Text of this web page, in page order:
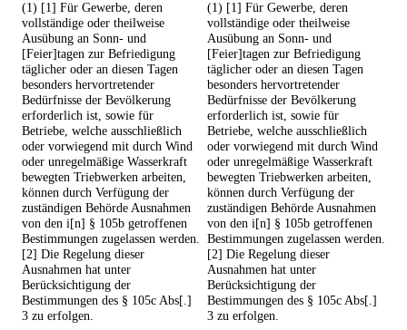
(1) [1] Für Gewerbe, deren
vollständige oder theilweise
Ausübung an Sonn- und
[Feier]tagen zur Befriedigung
täglicher oder an diesen Tagen
besonders hervortretender
Bedürfnisse der Bevölkerung
erforderlich ist, sowie für
Betriebe, welche ausschließlich
oder vorwiegend mit durch Wind
oder unregelmäßige Wasserkraft
bewegten Triebwerken arbeiten,
können durch Verfügung der
zuständigen Behörde Ausnahmen
von den i[n] § 105b getroffenen
Bestimmungen zugelassen werden.
[2] Die Regelung dieser
Ausnahmen hat unter
Berücksichtigung der
Bestimmungen des § 105c Abs[.]
3 zu erfolgen.
(1) [1] Für Gewerbe, deren
vollständige oder theilweise
Ausübung an Sonn- und
[Feier]tagen zur Befriedigung
täglicher oder an diesen Tagen
besonders hervortretender
Bedürfnisse der Bevölkerung
erforderlich ist, sowie für
Betriebe, welche ausschließlich
oder vorwiegend mit durch Wind
oder unregelmäßige Wasserkraft
bewegten Triebwerken arbeiten,
können durch Verfügung der
zuständigen Behörde Ausnahmen
von den i[n] § 105b getroffenen
Bestimmungen zugelassen werden.
[2] Die Regelung dieser
Ausnahmen hat unter
Berücksichtigung der
Bestimmungen des § 105c Abs[.]
3 zu erfolgen.